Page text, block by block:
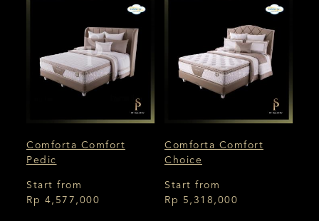
Comforta Comfort
Pedic
Start from
Rp 4,577,000
Comforta Comfort
Choice
Start from
Rp 5,318,000